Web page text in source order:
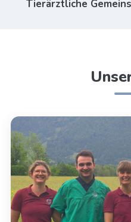
Tierärztliche